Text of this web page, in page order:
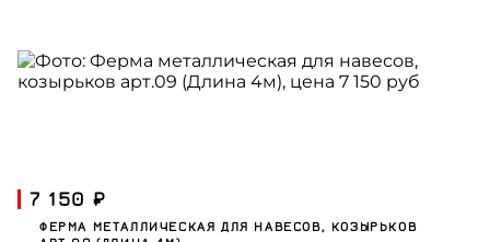
7 150 ₽
ФЕРМА МЕТАЛЛИЧЕСКАЯ ДЛЯ НАВЕСОВ, КОЗЫРЬКОВ